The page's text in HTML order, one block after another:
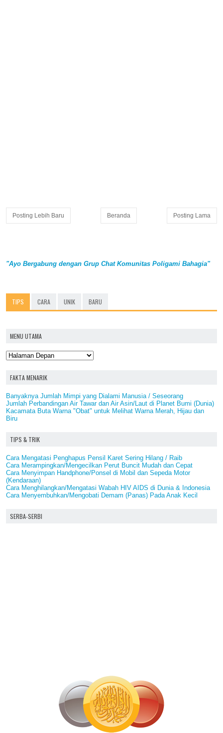
Posting Lebih Baru Posting Lama
Beranda
"Ayo Bergabung dengan Grup Chat Komunitas Poligami Bahagia"
TIPS CARA UNIK BARU
MENU UTAMA
FAKTA MENARIK
Banyaknya Jumlah Mimpi yang Dialami Manusia / Seseorang
Jumlah Perbandingan Air Tawar dan Air Asin/Laut di Planet Bumi (Dunia)
Kacamata Buta Warna "Obat" untuk Melihat Warna Merah, Hijau dan
Biru
TIPS & TRIK
Cara Mengatasi Penghapus Pensil Karet Sering Hilang / Raib
Cara Merampingkan/Mengecilkan Perut Buncit Mudah dan Cepat
Cara Menyimpan Handphone/Ponsel di Mobil dan Sepeda Motor
(Kendaraan)
Cara Menghilangkan/Mengatasi Wabah HIV AIDS di Dunia & Indonesia
Cara Menyembuhkan/Mengobati Demam (Panas) Pada Anak Kecil
SERBA-SERBI